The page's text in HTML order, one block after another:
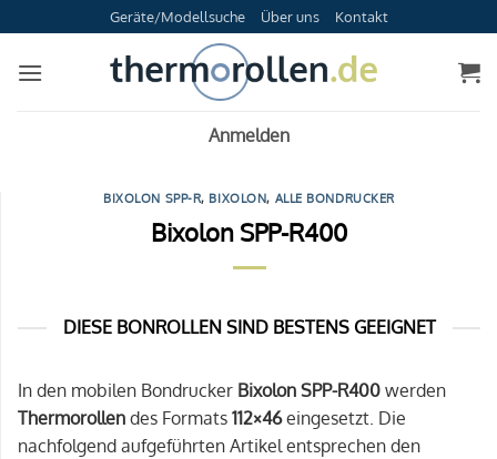
Inhalt
springen
Geräte/Modellsuche Über uns Kontakt
Anmelden
BIXOLON SPP-R, BIXOLON, ALLE BONDRUCKER
Bixolon SPP-R400
DIESE BONROLLEN SIND BESTENS GEEIGNET
In den mobilen Bondrucker Bixolon SPP-R400 werden
Thermorollen des Formats 112×46eingesetzt. Die
nachfolgend aufgeführten Artikel entsprechen den